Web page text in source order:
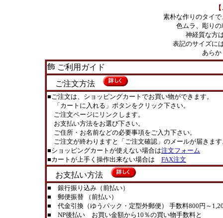
素朴な作りのタイ
色ムラ、彫り
神経質な方
表記のサイズに
あらか
ご利用ガイド
ご注文方法
■ご注文は、ショッピングカートでお買い物ができます。
「カートに入れる」ボタンをクリック下さい。
ご注文ページにリンクします。
お支払い方法をお選び下さい。
ご住所・お名前などの必要事項をご入力下さい。
ご注文が終わりますと「ご注文確認」のメールが届きま
■ショッピングカートが使えない場合は注文フォーム
■カートが上手く操作出来ない場合は FAX注文
お支払い方法
■ 銀行振り込み（前払い）
■ 郵便振替 （前払い）
■ 代金引換（ゆうパック・定型外郵便） 手数料800円～
■ NP後払い お買い金額から10％の買い物手数料と